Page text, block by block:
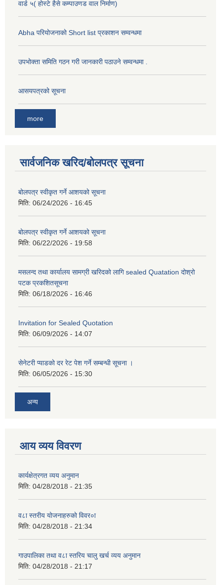
वार्ड ५( होस्टे हैसे कम्पाउणड वाल निर्माण)
Abha परियोजनाको Short list प्रकाशन सम्वन्धमा
उपभोक्ता समिति गठन गरी जानकारी पठाउने सम्वन्धमा .
आसयपत्रको सूचना
more
सार्वजनिक खरिद/बोलपत्र सूचना
बोलपत्र स्वीकृत गर्ने आशयको सूचना
मिति: 06/24/2026 - 16:45
बोलपत्र स्वीकृत गर्ने आशयको सूचना
मिति: 06/22/2026 - 19:58
मसलन्द तथा कार्यालय सामग्री खरिदको लागि sealed Quatation दोश्रो
पटक प्रकशितसूचना
मिति: 06/18/2026 - 16:46
Invitation for Sealed Quotation
मिति: 06/09/2026 - 14:07
सेनेटरी प्याडको दर रेट पेश गर्ने सम्बन्धी सूचना ।
मिति: 06/05/2026 - 15:30
अन्य
आय व्यय विवरण
कार्यक्षेत्रगत व्यय अनुमान
मिति: 04/28/2018 - 21:35
व८ा स्तरीय योजनाहरुको विवर०ा
मिति: 04/28/2018 - 21:34
गाउपालिका तथा व८ा स्तरिय चालु खर्च व्यय अनुमान
मिति: 04/28/2018 - 21:17